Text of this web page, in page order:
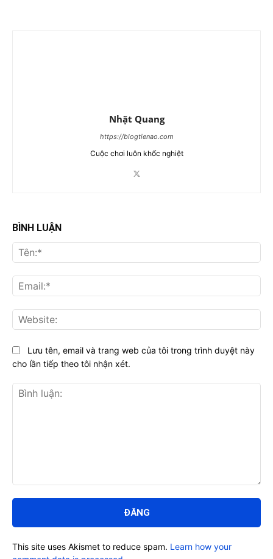
Nhật Quang
https://blogtienao.com
Cuộc chơi luôn khốc nghiệt
BÌNH LUẬN
luận:
Lưu tên, email và trang web của tôi trong trình duyệt này
cho lần tiếp theo tôi nhận xét.
This site uses Akismet to reduce spam. Learn how your